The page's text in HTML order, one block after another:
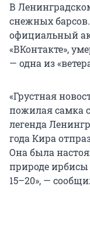
В
снежных
официальный
«ВКонтакте»,
— одна из
«Грустная
пожилая самка
легенда
года Кира
Она была
природе ирбисы
15–20», —